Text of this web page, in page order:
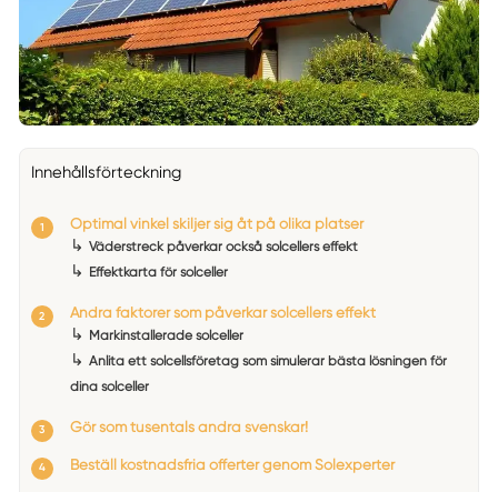
Innehållsförteckning
Optimal vinkel skiljer sig åt på olika platser
↳ Väderstreck påverkar också solcellers effekt
↳ Effektkarta för solceller
Andra faktorer som påverkar solcellers effekt
↳ Markinstallerade solceller
↳ Anlita ett solcellsföretag som simulerar bästa lösningen för
dina solceller
Gör som tusentals andra svenskar!
Beställ kostnadsfria offerter genom Solexperter